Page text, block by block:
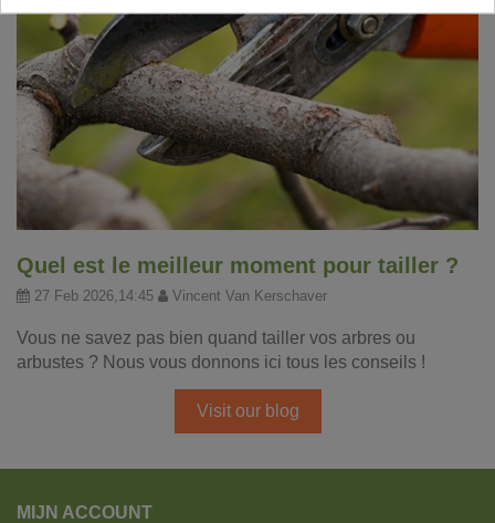
Quel est le meilleur moment pour tailler ?
27 Feb 2026,14:45 Vincent Van Kerschaver
Vous ne savez pas bien quand tailler vos arbres ou
arbustes ? Nous vous donnons ici tous les conseils !
Visit our blog
MIJN ACCOUNT